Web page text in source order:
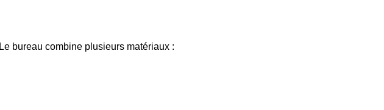
bureau combine plusieurs matériaux :